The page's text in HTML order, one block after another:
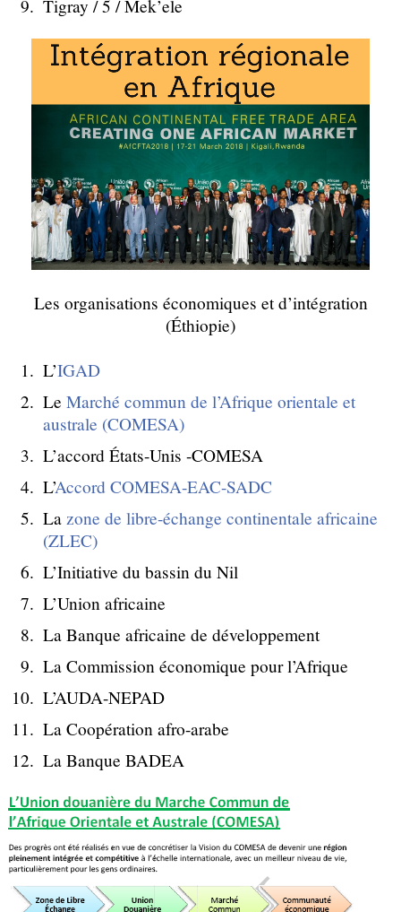
Tigray / 5 / Mek’ele
Les organisations économiques et d’intégration
(Éthiopie)
L’IGAD
Le Marché commun de l’Afrique orientale et
australe (COMESA)
L’accord États-Unis -COMESA
L’Accord COMESA-EAC-SADC
La zone de libre-échange continentale africaine
(ZLEC)
L’Initiative du bassin du Nil
L’Union africaine
La Banque africaine de développement
La Commission économique pour l’Afrique
L’AUDA-NEPAD
La Coopération afro-arabe
La Banque BADEA